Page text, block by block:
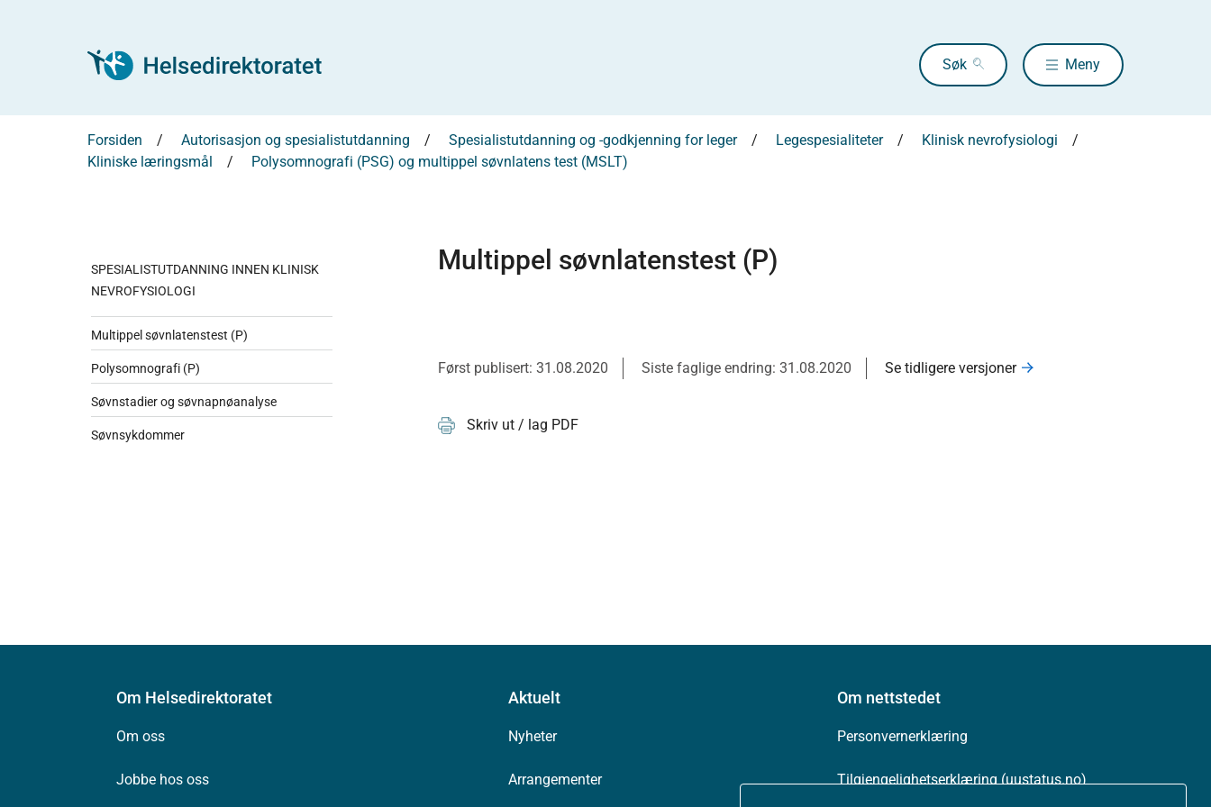
Søk Meny
Forsiden Autorisasjon og spesialistutdanning Spesialistutdanning og -godkjenning for leger Legespesialiteter
Klinisk nevrofysiologi
Kliniske læringsmål
Polysomnografi (PSG) og multippel søvnlatens test (MSLT)
SPESIALISTUTDANNING INNEN KLINISK
NEVROFYSIOLOGI
Multippel søvnlatenstest (P)
Polysomnografi (P)
Søvnstadier og søvnapnøanalyse
Søvnsykdommer
Multippel søvnlatenstest (P)
Først publisert: 31.08.2020 Siste faglige endring: 31.08.2020 Se tidligere versjoner
Skriv ut / lag PDF
Om Helsedirektoratet
Om oss
Jobbe hos oss
Aktuelt
Nyheter
Arrangementer
Om nettstedet
Personvernerklæring
Tilgjengelighetserklæring (uustatus.no)